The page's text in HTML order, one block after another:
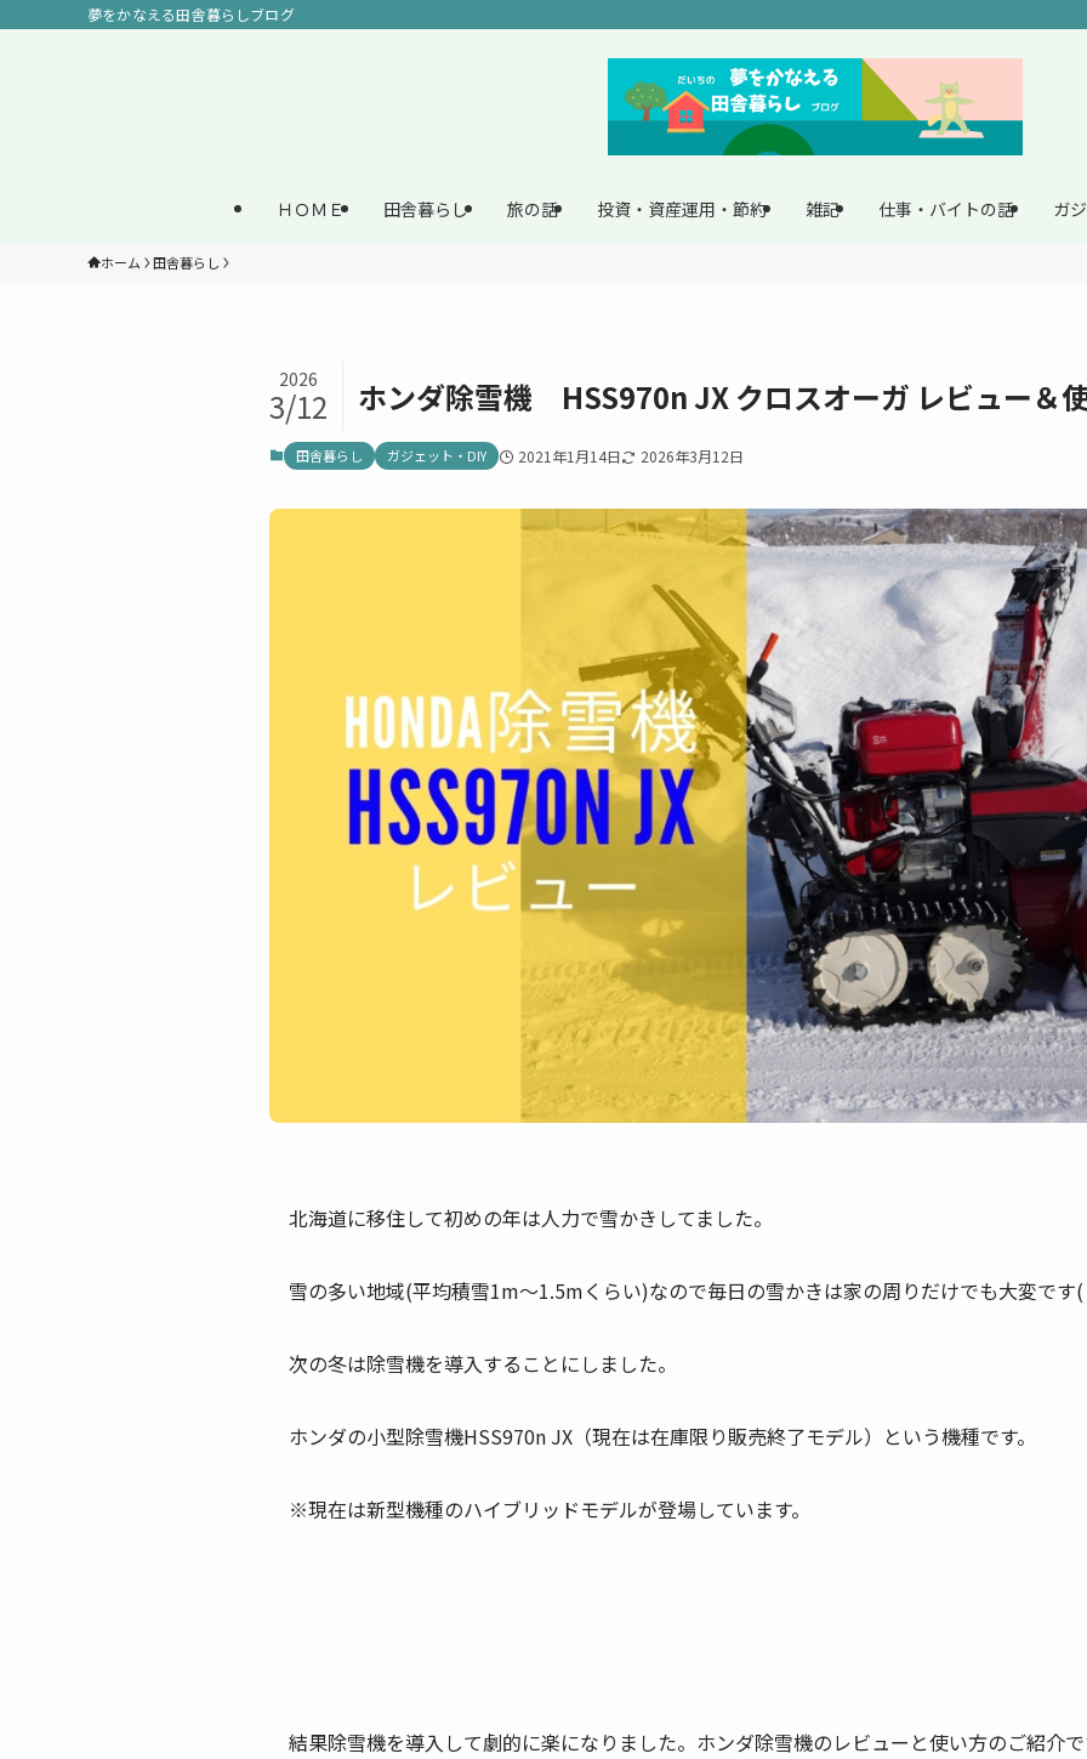
夢をかなえる田舎暮らしブログ
ＨＯＭＥ 田舎暮らし 旅の話 投資・資産運用・節約 雑記 仕事・バイトの話 ガ
ホーム 田舎暮らし
ホンダ除雪機 HSS970n JX クロスオーガ レビュー
2026
3/12
田舎暮らし ガジェット・DIY 2021年1月14日 2026年3月12日
北海道に移住して初めの年は人力で雪かきしてました。
雪の多い地域(平均積雪1m～1.5mくらい)なので毎日の雪かきは家の周りだけでも大変で
次の冬は除雪機を導入することにしました。
ホンダの小型除雪機HSS970n JX（現在は在庫限り販売終了モデル）という機種です。
※現在は新型機種のハイブリッドモデルが登場しています。
結果除雪機を導入して劇的に楽になりました。ホンダ除雪機のレビューと使い方のご紹介